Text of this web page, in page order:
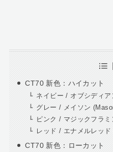
CT70 新色：ハイカット
ネイビー / オブシディ
グレー / メイソン
ピンク / マジックフラ
レッド / エナメルレッ
CT70 新色：ローカット